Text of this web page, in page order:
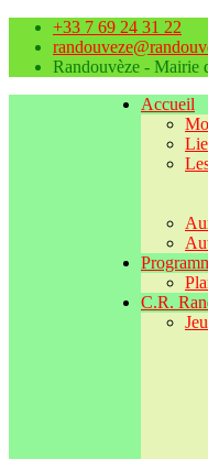
+33 7 69 24 31 22
Randouvèze - Mairie
Accueil
C.R.